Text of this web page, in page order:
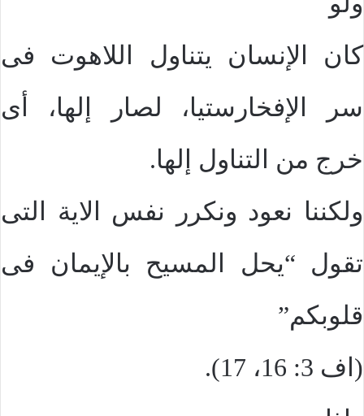
كان الإنسان يتناول اللاهوت فى
سر الإفخارستيا، لصار إلها، أى
خرج من التناول إلها.
ولكننا نعود ونكرر نفس الاية التى
تقول “يحل المسيح بالإيمان فى
قلوبكم”
(اف 3: 16، 17).